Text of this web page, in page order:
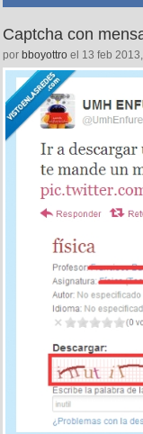
Captcha con
por bboyottro el 13 feb